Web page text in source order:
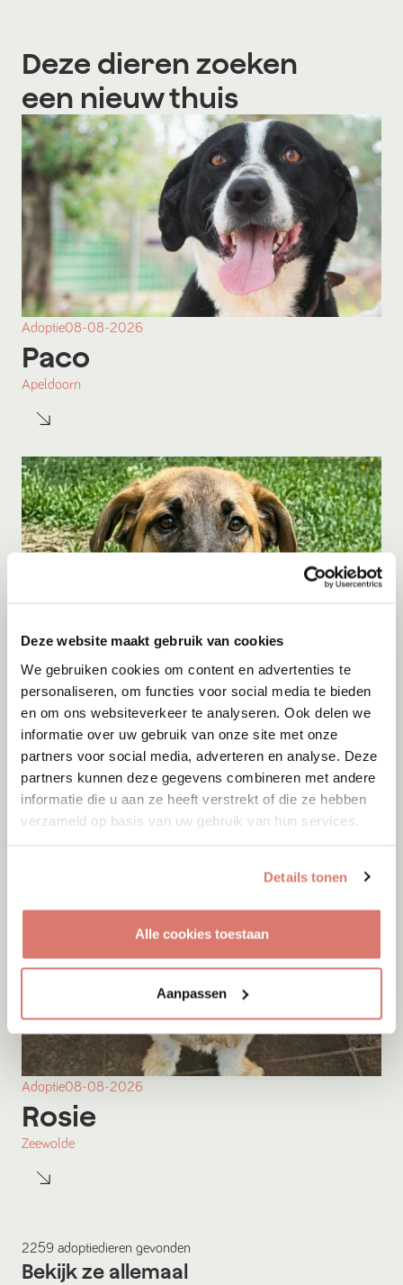
Deze website maakt gebruik van cookies
We gebruiken cookies om content en advertenties te
personaliseren, om functies voor social media te bieden
en om ons websiteverkeer te analyseren. Ook delen we
informatie over uw gebruik van onze site met onze
partners voor social media, adverteren en analyse. Deze
partners kunnen deze gegevens combineren met andere
informatie die u aan ze heeft verstrekt of die ze hebben
verzameld op basis van uw gebruik van hun services.
Details tonen
Alle cookies toestaan
Aanpassen
Deze dieren zoeken
een nieuw thuis
Adoptie08-08-2026
Paco
Apeldoorn
Adoptie 08-08-2026
Kay
Eemnes
Adoptie08-08-2026
Rosie
Zeewolde
2259 adoptiedieren gevonden
Bekijk ze allemaal